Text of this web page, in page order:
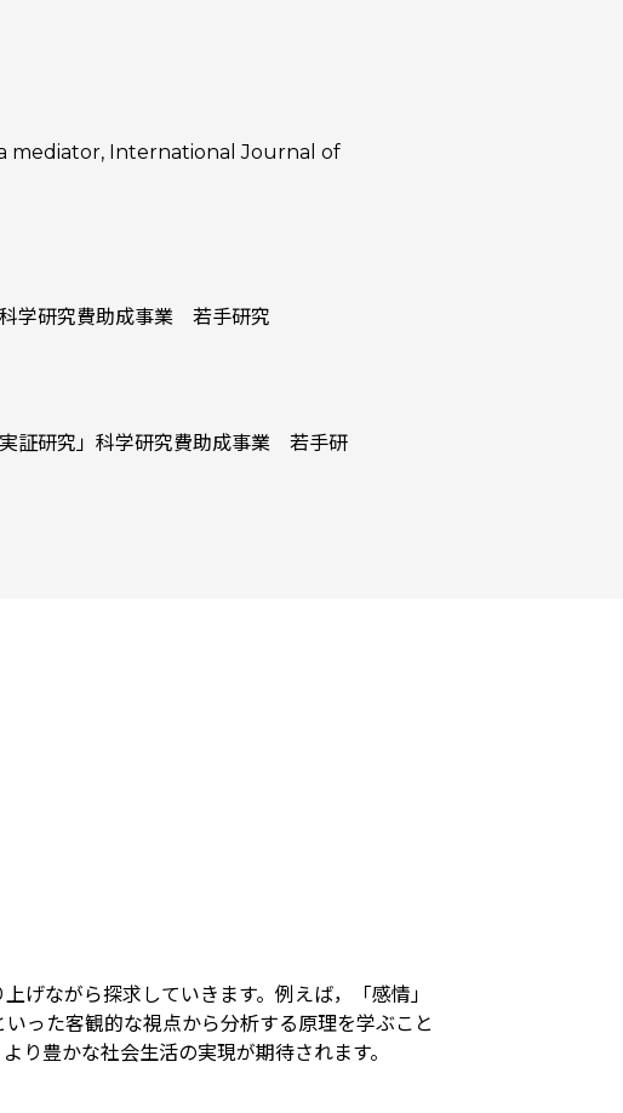
mediator, International Journal of
学研究費助成事業 若手研究
証研究」科学研究費助成事業 若手研
げながら探求していきます。例えば，「感情」
った客観的な視点から分析する原理を学ぶこと
り豊かな社会生活の実現が期待されます。